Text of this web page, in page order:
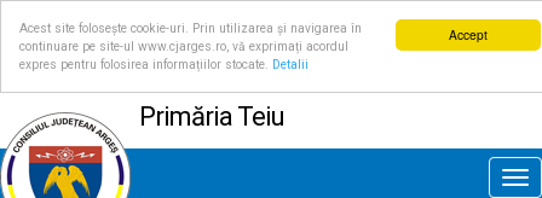
Accept
Acest site folosește cookie-uri. Prin utilizarea și navigarea în
continuare pe site-ul www.cjarges.ro, vă exprimați acordul
expres pentru folosirea informațiilor stocate.
Detalii
Primăria Teiu